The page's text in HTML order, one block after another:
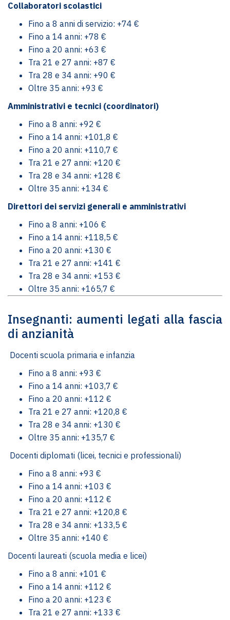
Collaboratori scolastici
Fino a 8 anni di servizio: +74 €
Fino a 14 anni: +78 €
Fino a 20 anni: +63 €
Tra 21 e 27 anni: +87 €
Tra 28 e 34 anni: +90 €
Oltre 35 anni: +93 €
Amministrativi e tecnici (coordinatori)
Fino a 8 anni: +92 €
Fino a 14 anni: +101,8 €
Fino a 20 anni: +110,7 €
Tra 21 e 27 anni: +120 €
Tra 28 e 34 anni: +128 €
Oltre 35 anni: +134 €
Direttori dei servizi generali e amministrativi
Fino a 8 anni: +106 €
Fino a 14 anni: +118,5 €
Fino a 20 anni: +130 €
Tra 21 e 27 anni: +141 €
Tra 28 e 34 anni: +153 €
Oltre 35 anni: +165,7 €
Insegnanti: aumenti legati alla fascia
di anzianità
‍ Docenti scuola primaria e infanzia
Fino a 8 anni: +93 €
Fino a 14 anni: +103,7 €
Fino a 20 anni: +112 €
Tra 21 e 27 anni: +120,8 €
Tra 28 e 34 anni: +130 €
Oltre 35 anni: +135,7 €
‍ Docenti diplomati (licei, tecnici e professionali)
Fino a 8 anni: +93 €
Fino a 14 anni: +103 €
Fino a 20 anni: +112 €
Tra 21 e 27 anni: +120,8 €
Tra 28 e 34 anni: +133,5 €
Oltre 35 anni: +140 €
Docenti laureati (scuola media e licei)
Fino a 8 anni: +101 €
Fino a 14 anni: +112 €
Fino a 20 anni: +123 €
Tra 21 e 27 anni: +133 €